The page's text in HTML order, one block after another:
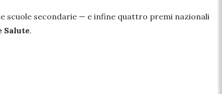
scuole secondarie — e infine quattro premi nazionali
Salute.